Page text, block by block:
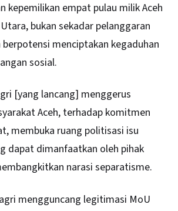
kepemilikan empat pulau milik Aceh
bukan sekadar pelanggaran
berpotensi menciptakan kegaduhan
sosial.
[yang lancang] menggerus
Aceh, terhadap komitmen
membuka ruang politisasi isu
dapat dimanfaatkan oleh pihak
narasi separatisme.
mengguncang legitimasi MoU